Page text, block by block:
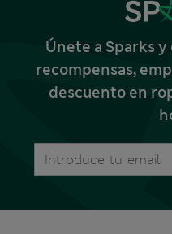
Únete a Sparks
recompensas,
descuento en